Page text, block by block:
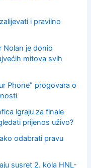
i pravilno
Nolan je donio
mitova svih
Phone” progovara o
igraju za finale
prijenos uživo?
odabrati pravu
susret 2. kola HNL-